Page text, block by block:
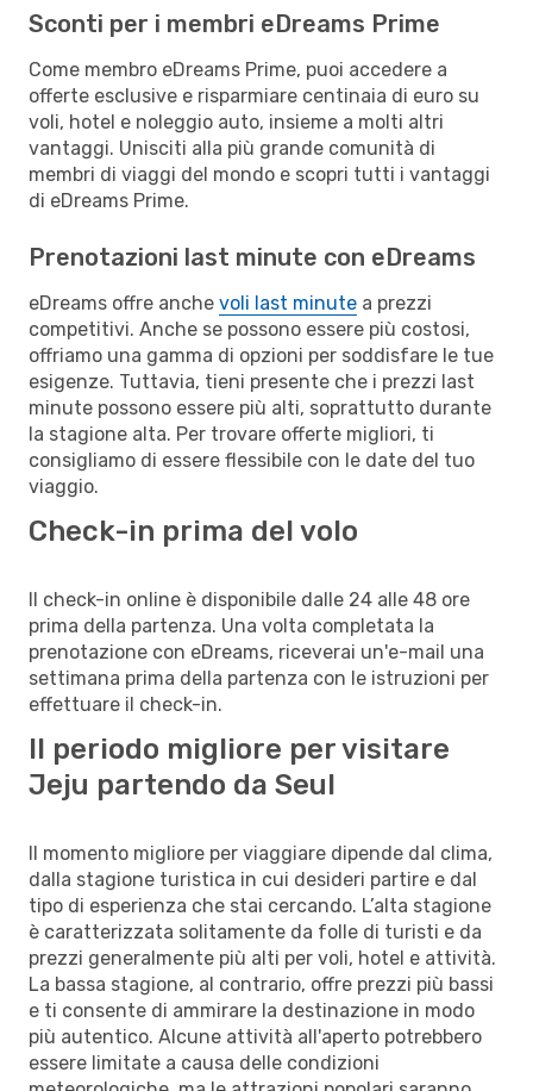
Sconti per i membri eDreams Prime
Come membro eDreams Prime, puoi accedere a
offerte esclusive e risparmiare centinaia di euro su
voli, hotel e noleggio auto, insieme a molti altri
vantaggi. Unisciti alla più grande comunità di
membri di viaggi del mondo e scopri tutti i vantaggi
di eDreams Prime.
Prenotazioni last minute con eDreams
eDreams offre anche voli last minute a prezzi
competitivi. Anche se possono essere più costosi,
offriamo una gamma di opzioni per soddisfare le tue
esigenze. Tuttavia, tieni presente che i prezzi last
minute possono essere più alti, soprattutto durante
la stagione alta. Per trovare offerte migliori, ti
consigliamo di essere flessibile con le date del tuo
viaggio.
Check-in prima del volo
Il check-in online è disponibile dalle 24 alle 48 ore
prima della partenza. Una volta completata la
prenotazione con eDreams, riceverai un'e-mail una
settimana prima della partenza con le istruzioni per
effettuare il check-in.
Il periodo migliore per visitare
Jeju partendo da Seul
Il momento migliore per viaggiare dipende dal clima,
dalla stagione turistica in cui desideri partire e dal
tipo di esperienza che stai cercando. L’alta stagione
è caratterizzata solitamente da folle di turisti e da
prezzi generalmente più alti per voli, hotel e attività.
La bassa stagione, al contrario, offre prezzi più bassi
e ti consente di ammirare la destinazione in modo
più autentico. Alcune attività all'aperto potrebbero
essere limitate a causa delle condizioni